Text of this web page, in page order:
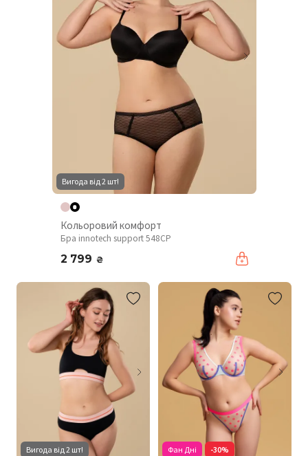
Вигода від 2 шт!
Кольоровий комфорт
Бра innotech support 548CP
2 799 ₴
Вигода від 2 шт! Фан Дні -30%